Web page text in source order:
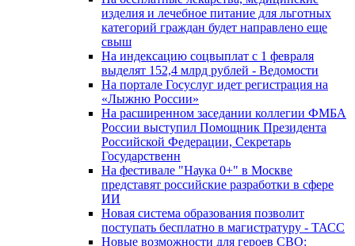
изделия и лечебное питание для льготных
категорий граждан будет направлено еще
свыш
На индексацию соцвыплат с 1 февраля
выделят 152,4 млрд рублей - Ведомости
На портале Госуслуг идет регистрация на
«Лыжню России»
На расширенном заседании коллегии ФМБА
России выступил Помощник Президента
Российской Федерации, Секретарь
Государственн
На фестивале "Наука 0+" в Москве
представят российские разработки в сфере
ИИ
Новая система образования позволит
поступать бесплатно в магистратуру - ТАСС
Новые возможности для героев СВО: